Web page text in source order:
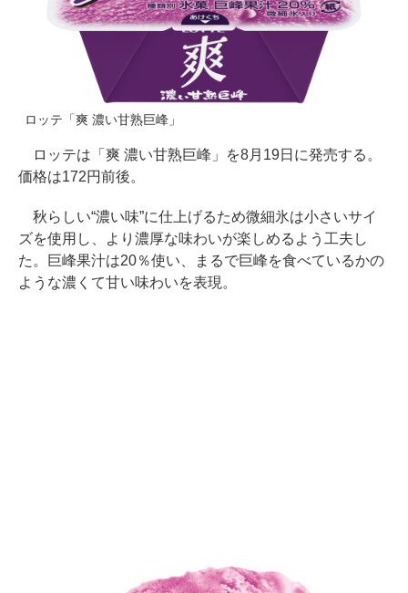
ロッテ「爽 濃い甘熟巨峰」
ロッテは「爽 濃い甘熟巨峰」を8月19日に発売する。
価格は172円前後。
秋らしい“濃い味”に仕上げるため微細氷は小さいサイ
ズを使用し、より濃厚な味わいが楽しめるよう工夫し
た。巨峰果汁は20％使い、まるで巨峰を食べているかの
ような濃くて甘い味わいを表現。